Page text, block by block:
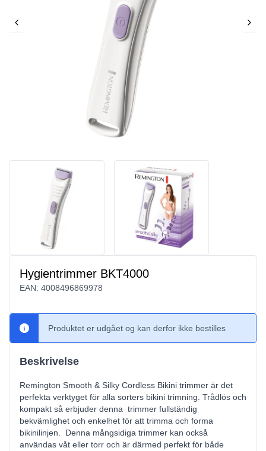
Hygientrimmer BKT4000
EAN: 4008496869978
Produktet er udgået og kan derfor ikke bestilles
Beskrivelse
Remington Smooth & Silky Cordless Bikini trimmer är det
perfekta verktyget för alla sorters bikini trimning. Trådlös och
kompakt så erbjuder denna trimmer fullständig
bekvämlighet och enkelhet för att trimma och forma
bikinilinjen. Denna mångsidiga trimmer kan också
användas våt eller torr och är därmed perfekt för både